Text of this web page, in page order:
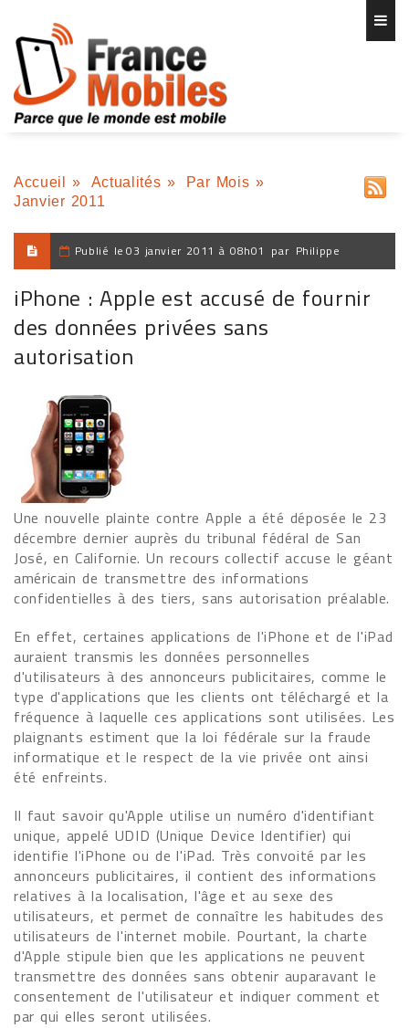
Accueil » Actualités » Par Mois »
Janvier 2011
Publié le 03 janvier 2011 à 08h01 par Philippe
iPhone : Apple est accusé de fournir
des données privées sans
autorisation
Une nouvelle plainte contre Apple a été déposée le 23
décembre dernier auprès du tribunal fédéral de San
José, en Californie. Un recours collectif accuse le géant
américain de transmettre des informations
confidentielles à des tiers, sans autorisation préalable.
En effet, certaines applications de l'iPhone et de l'iPad
auraient transmis les données personnelles
d'utilisateurs à des annonceurs publicitaires, comme le
type d'applications que les clients ont téléchargé et la
fréquence à laquelle ces applications sont utilisées. Les
plaignants estiment que la loi fédérale sur la fraude
informatique et le respect de la vie privée ont ainsi
été enfreints.
Il faut savoir qu'Apple utilise un numéro d'identifiant
unique, appelé UDID (Unique Device Identifier) qui
identifie l'iPhone ou de l'iPad. Très convoité par les
annonceurs publicitaires, il contient des informations
relatives à la localisation, l'âge et au sexe des
utilisateurs, et permet de connaître les habitudes des
utilisateurs de l'internet mobile. Pourtant, la charte
d'Apple stipule bien que les applications ne peuvent
transmettre des données sans obtenir auparavant le
consentement de l'utilisateur et indiquer comment et
par qui elles seront utilisées.